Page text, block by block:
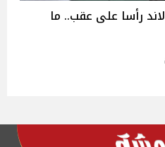
رأسا على عقب.. ما